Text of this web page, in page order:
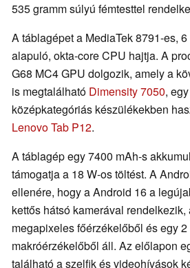
535 gramm súlyú fémtesttel
A táblagépet a MediaTek 8791-es,
alapuló, okta-core CPU hajtja. A
G68 MC4 GPU dolgozik, amely a
is megtalálható Dimensity 7050,
középkategóriás készülékekben
Lenovo Tab P12.
A táblagép egy 7400 mAh-s
támogatja a 18 W-os töltést. A
ellenére, hogy a Android 16 a
kettős hátsó kamerával
megapixeles főérzékelőből és egy
makróérzékelőből áll. Az előlapon
található a szelfik és videohívások